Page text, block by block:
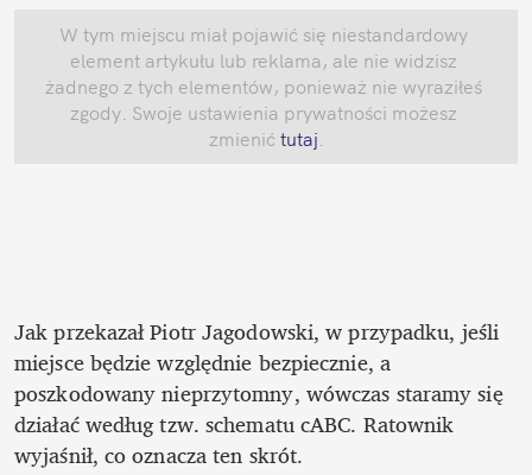
W tym miejscu miał pojawić się niestandardowy
element artykułu lub reklama, ale nie widzisz
żadnego z tych elementów, ponieważ nie wyraziłeś
zgody. Swoje ustawienia prywatności możesz
zmienić tutaj.
Jak przekazał Piotr Jagodowski, w przypadku, jeśli
miejsce będzie względnie bezpiecznie, a
poszkodowany nieprzytomny, wówczas staramy się
działać według tzw. schematu cABC. Ratownik
wyjaśnił, co oznacza ten skrót.